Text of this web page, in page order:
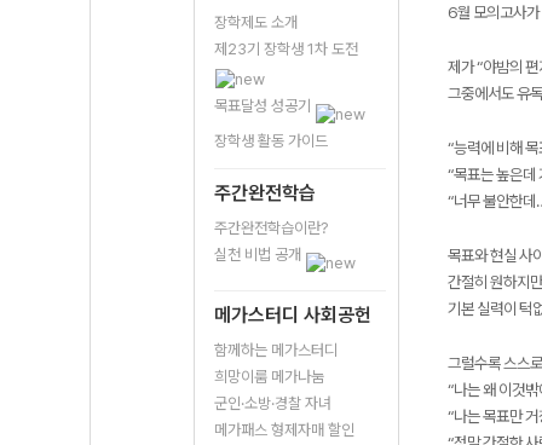
장학제도 소개
제23기 장학생 1차 도전
목표달성 성공기
장학생 활동 가이드
주간완전학습
주간완전학습이란?
실천 비법 공개
메가스터디 사회공헌
함께하는 메가스터디
희망이룸 메가나눔
군인·소방·경찰 자녀
메가패스 형제자매 할인
6월 모의고사
제가 “야밤의
그중에서도 유
“능력에 비해
“목표는 높은데
“너무 불안한데
목표와 현실 사
간절히 원하지
기본 실력이 턱
그럴수록 스스
“나는 왜 이것
“나는 목표만